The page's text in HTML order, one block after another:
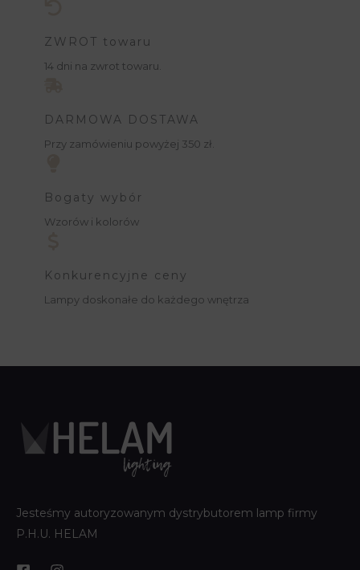
ZWROT towaru
14 dni na zwrot towaru.
DARMOWA DOSTAWA
Przy zamówieniu powyżej 350 zł.
Bogaty wybór
Wzorów i kolorów
Konkurencyjne ceny
Lampy doskonałe do każdego wnętrza
Jesteśmy autoryzowanym dystrybutorem lamp firmy
P.H.U. HELAM